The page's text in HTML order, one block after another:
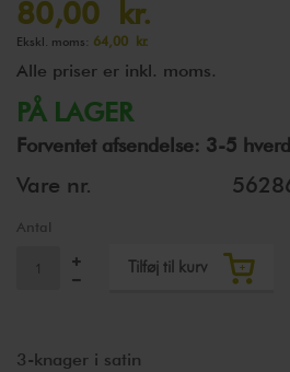
80,00 kr.
64,00 kr.
Alle priser er inkl. moms.
PÅ LAGER
Forventet afsendelse: 3-5
Vare nr.
Antal
Tilføj til kurv
3-knager i satin
billedgalleriet